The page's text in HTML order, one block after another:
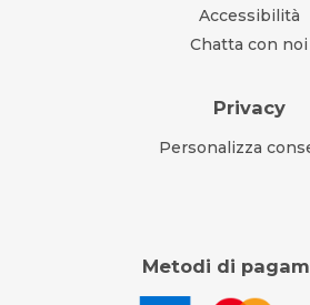
Accessibilità
Chatta con noi
Privacy
Personalizza
Metodi di